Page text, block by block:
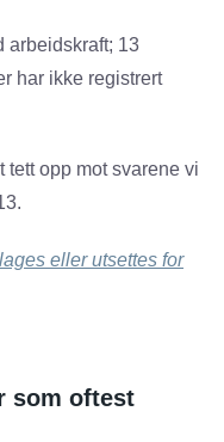
arbeidskraft; 13
har ikke registrert
opp mot svarene vi
eller utsettes for
som oftest